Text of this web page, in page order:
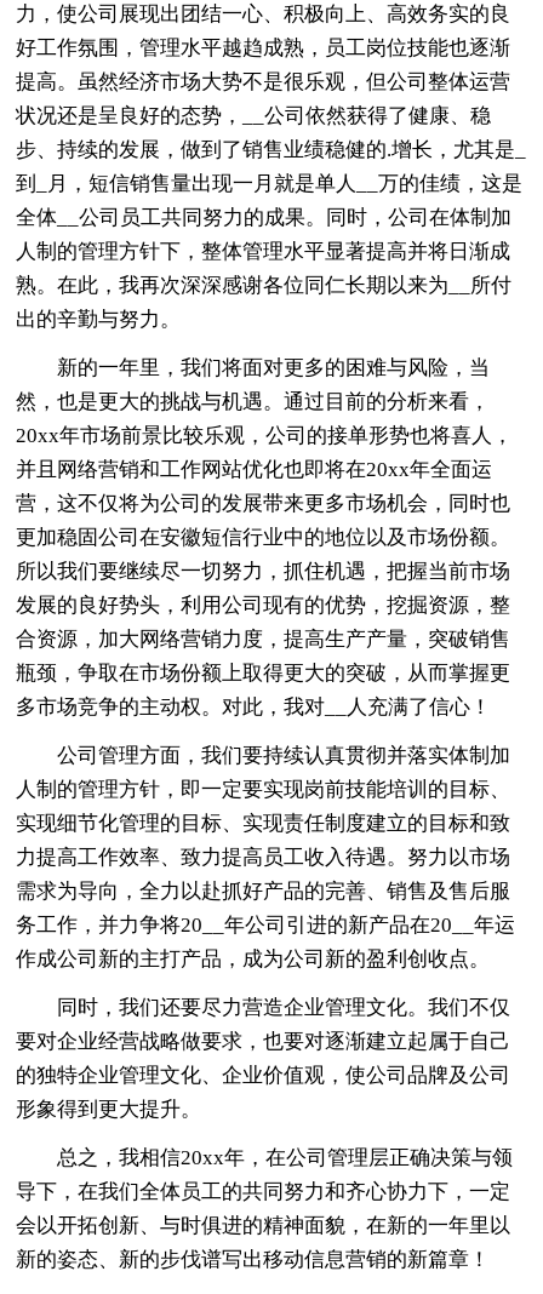
力，使公司展现出团结一心、积极向上、高效务实的良
好工作氛围，管理水平越趋成熟，员工岗位技能也逐渐
提高。虽然经济市场大势不是很乐观，但公司整体运营
状况还是呈良好的态势，__公司依然获得了健康、稳
步、持续的发展，做到了销售业绩稳健的.增长，尤其是_
到_月，短信销售量出现一月就是单人__万的佳绩，这是
全体__公司员工共同努力的成果。同时，公司在体制加
人制的管理方针下，整体管理水平显著提高并将日渐成
熟。在此，我再次深深感谢各位同仁长期以来为__所付
出的辛勤与努力。
新的一年里，我们将面对更多的困难与风险，当
然，也是更大的挑战与机遇。通过目前的分析来看，
20xx年市场前景比较乐观，公司的接单形势也将喜人，
并且网络营销和工作网站优化也即将在20xx年全面运
营，这不仅将为公司的发展带来更多市场机会，同时也
更加稳固公司在安徽短信行业中的地位以及市场份额。
所以我们要继续尽一切努力，抓住机遇，把握当前市场
发展的良好势头，利用公司现有的优势，挖掘资源，整
合资源，加大网络营销力度，提高生产产量，突破销售
瓶颈，争取在市场份额上取得更大的突破，从而掌握更
多市场竞争的主动权。对此，我对__人充满了信心！
公司管理方面，我们要持续认真贯彻并落实体制加
人制的管理方针，即一定要实现岗前技能培训的目标、
实现细节化管理的目标、实现责任制度建立的目标和致
力提高工作效率、致力提高员工收入待遇。努力以市场
需求为导向，全力以赴抓好产品的完善、销售及售后服
务工作，并力争将20__年公司引进的新产品在20__年运
作成公司新的主打产品，成为公司新的盈利创收点。
同时，我们还要尽力营造企业管理文化。我们不仅
要对企业经营战略做要求，也要对逐渐建立起属于自己
的独特企业管理文化、企业价值观，使公司品牌及公司
形象得到更大提升。
总之，我相信20xx年，在公司管理层正确决策与领
导下，在我们全体员工的共同努力和齐心协力下，一定
会以开拓创新、与时俱进的精神面貌，在新的一年里以
新的姿态、新的步伐谱写出移动信息营销的新篇章！